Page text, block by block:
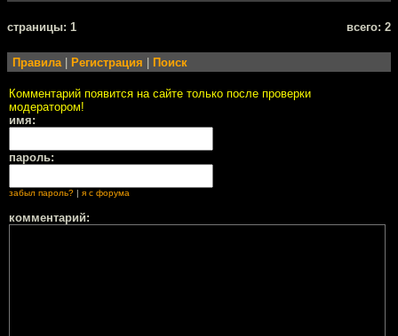
cтраницы: 1 всего: 2
Правила Регистрация Поиск
Комментарий появится на сайте только после проверки
модератором!
имя:
пароль:
забыл пароль? | я с форума
комментарий: